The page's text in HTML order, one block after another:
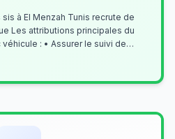
à El Menzah Tunis recrute de
Les attributions principales du
: • Assurer le suivi de